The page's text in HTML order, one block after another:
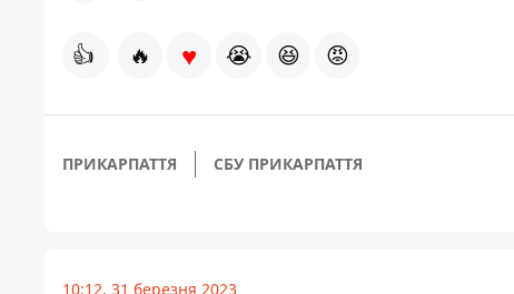
👍 🔥 ♥ 😭 😆 😡
ПРИКАРПАТТЯ СБУ ПРИКАРПАТТЯ
10:12, 31 березня 2023